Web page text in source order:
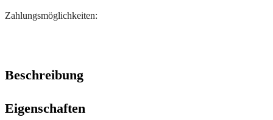
Zahlungsmöglichkeiten:
Beschreibung
Eigenschaften